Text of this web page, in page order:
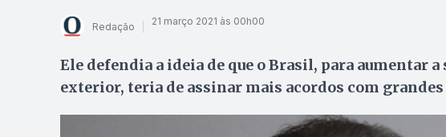
Redação 21 março 2021 às 00h00
Ele defendia a ideia de que o Brasil, para aumentar
exterior, teria de assinar mais acordos com grandes